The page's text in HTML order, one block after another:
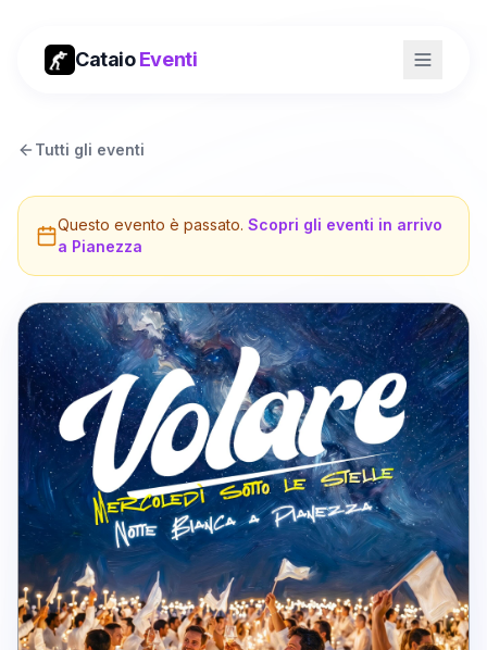
CataioEventi
Tutti gli eventi
Questo evento è passato. Scopri gli eventi in arrivo
a Pianezza